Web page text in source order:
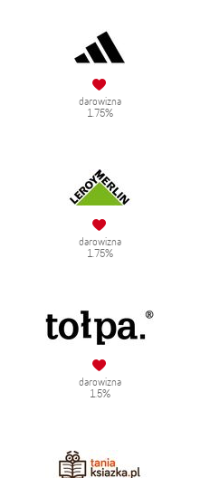
darowizna
1.75%
darowizna
1.75%
darowizna
1.5%